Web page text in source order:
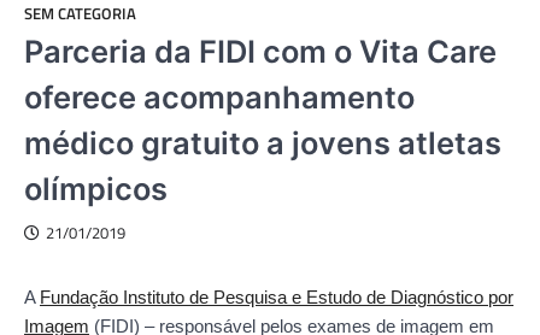
SEM CATEGORIA
Parceria da FIDI com o Vita Care
oferece acompanhamento
médico gratuito a jovens atletas
olímpicos
21/01/2019
A Fundação Instituto de Pesquisa e Estudo de Diagnóstico por
Imagem (FIDI) – responsável pelos exames de imagem em